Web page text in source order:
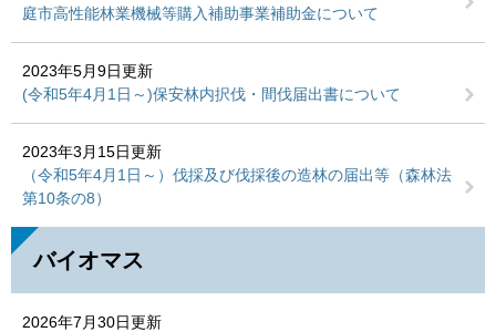
庭市高性能林業機械等購入補助事業補助金について
2023年5月9日更新
(令和5年4月1日～)保安林内択伐・間伐届出書について
2023年3月15日更新
（令和5年4月1日～）伐採及び伐採後の造林の届出等（森林法
第10条の8）
バイオマス
2026年7月30日更新